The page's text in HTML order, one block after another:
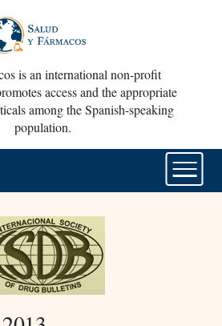
is an international non-profit
access and the appropriate
among the Spanish-speaking
population.